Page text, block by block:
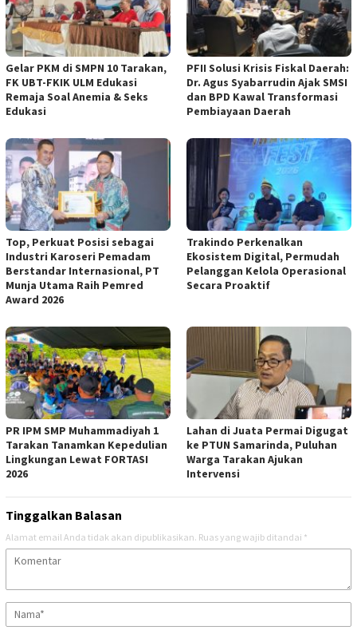
Gelar PKM di SMPN 10 Tarakan,
FK UBT-FKIK ULM Edukasi
Remaja Soal Anemia & Seks
Edukasi
PFII Solusi Krisis Fiskal Daerah:
Dr. Agus Syabarrudin Ajak SMSI
dan BPD Kawal Transformasi
Pembiayaan Daerah
Top, Perkuat Posisi sebagai
Industri Karoseri Pemadam
Berstandar Internasional, PT
Munja Utama Raih Pemred
Award 2026
Trakindo Perkenalkan
Ekosistem Digital, Permudah
Pelanggan Kelola Operasional
Secara Proaktif
PR IPM SMP Muhammadiyah 1
Tarakan Tanamkan Kepedulian
Lingkungan Lewat FORTASI
2026
Lahan di Juata Permai Digugat
ke PTUN Samarinda, Puluhan
Warga Tarakan Ajukan
Intervensi
Tinggalkan Balasan
Alamat email Anda tidak akan dipublikasikan. Ruas yang wajib ditandai *